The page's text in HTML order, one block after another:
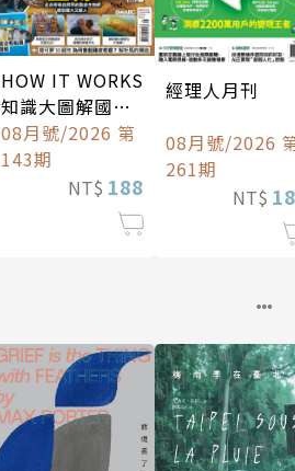
HOW IT WORKS
知識大圖解國際
中文版
08月號/2026 第
143期
NT$ 188
經理人月刊
08月號/2026
261期
NT$